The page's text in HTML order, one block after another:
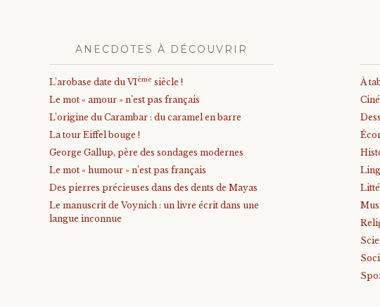
ANECDOTES À DÉCOUVRIR
L’arobase date du VIème siècle !
Le mot « amour » n’est pas français
L’origine du Carambar : du caramel en barre
La tour Eiffel bouge !
George Gallup, père des sondages modernes
Le mot « humour » n’est pas français
Des pierres précieuses dans des dents de Mayas
Le manuscrit de Voynich : un livre écrit dans une
langue inconnue
À